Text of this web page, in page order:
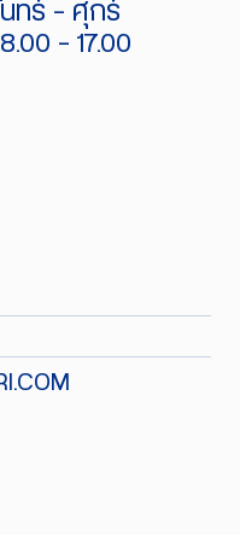
ทร์ - ศุกร์
- 17.00